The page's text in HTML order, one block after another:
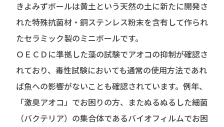
きよみずボールは黄土という天然の土に新たに開発さ
れた特殊抗菌材・銅ステンレス粉末を含有して作られ
たセラミック製のミニボールです。
ＯＥＣＤに準拠した藻の試験でアオコの抑制が確認さ
れており、毒性試験においても通常の使用方法であれ
ば魚への影響がないことも確認されています。例年、
「激臭アオコ」でお困りの方、またぬるぬるした細菌
（バクテリア）の集合体であるバイオフィルムでお困